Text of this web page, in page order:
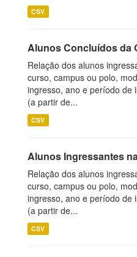
CSV
Alunos Concluídos da
Relação dos alunos
curso, campus ou polo,
ingresso, ano e período de
(a partir de...
CSV
Alunos Ingressantes
Relação dos alunos
curso, campus ou polo,
ingresso, ano e período de
(a partir de...
CSV